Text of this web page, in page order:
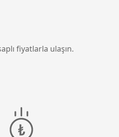
fiyatlarla ulaşın.